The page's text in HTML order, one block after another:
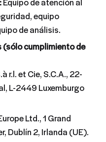
equipo
de análisis.
cumplimiento de
r.l. et Cie, S.C.A., 22-
L-2449 Luxemburgo
Ltd., 1 Grand
Dublín 2, Irlanda (UE).